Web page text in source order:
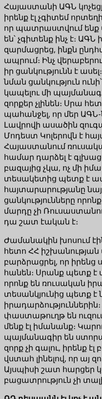
Հայաստանի ԱԳՆ
իրենք էլ չգիտեմ
որ պատրաստվում ենք
են՝ չգիտենք ինչ է։
զարմացրեց, ինքն
ապրում։ Ինչ
իր ցանկությունն է
նման ցանկություն
կապելու մի
զորքեր չլինեն։ Սրա
պահանջել, որ մեր
Լավրովի ասածին
Մոդեստ Կոլերովն է
Հայաստանում
համար դարձել է
բազայից չկա, ոչ մի
տեսակետից պետք է
հայտարարությանը
ցանկությունները
մարդը չի
դա շատ էական է։
Ժամանակին խոսում
հետո ՀՀ
բարձրացրել, որ
հանեն։ Սրանք պետք է
որոնք են ռուսական
տեսանկյունից պետք է
փաստաթուղթ են
մենք էլ իմանանք։
պայմանագիր են
զորք չի գալու, իրենք
վստահ լինելով, որ այ
Այսպիսի շատ հարցեր
բացատրություն չի